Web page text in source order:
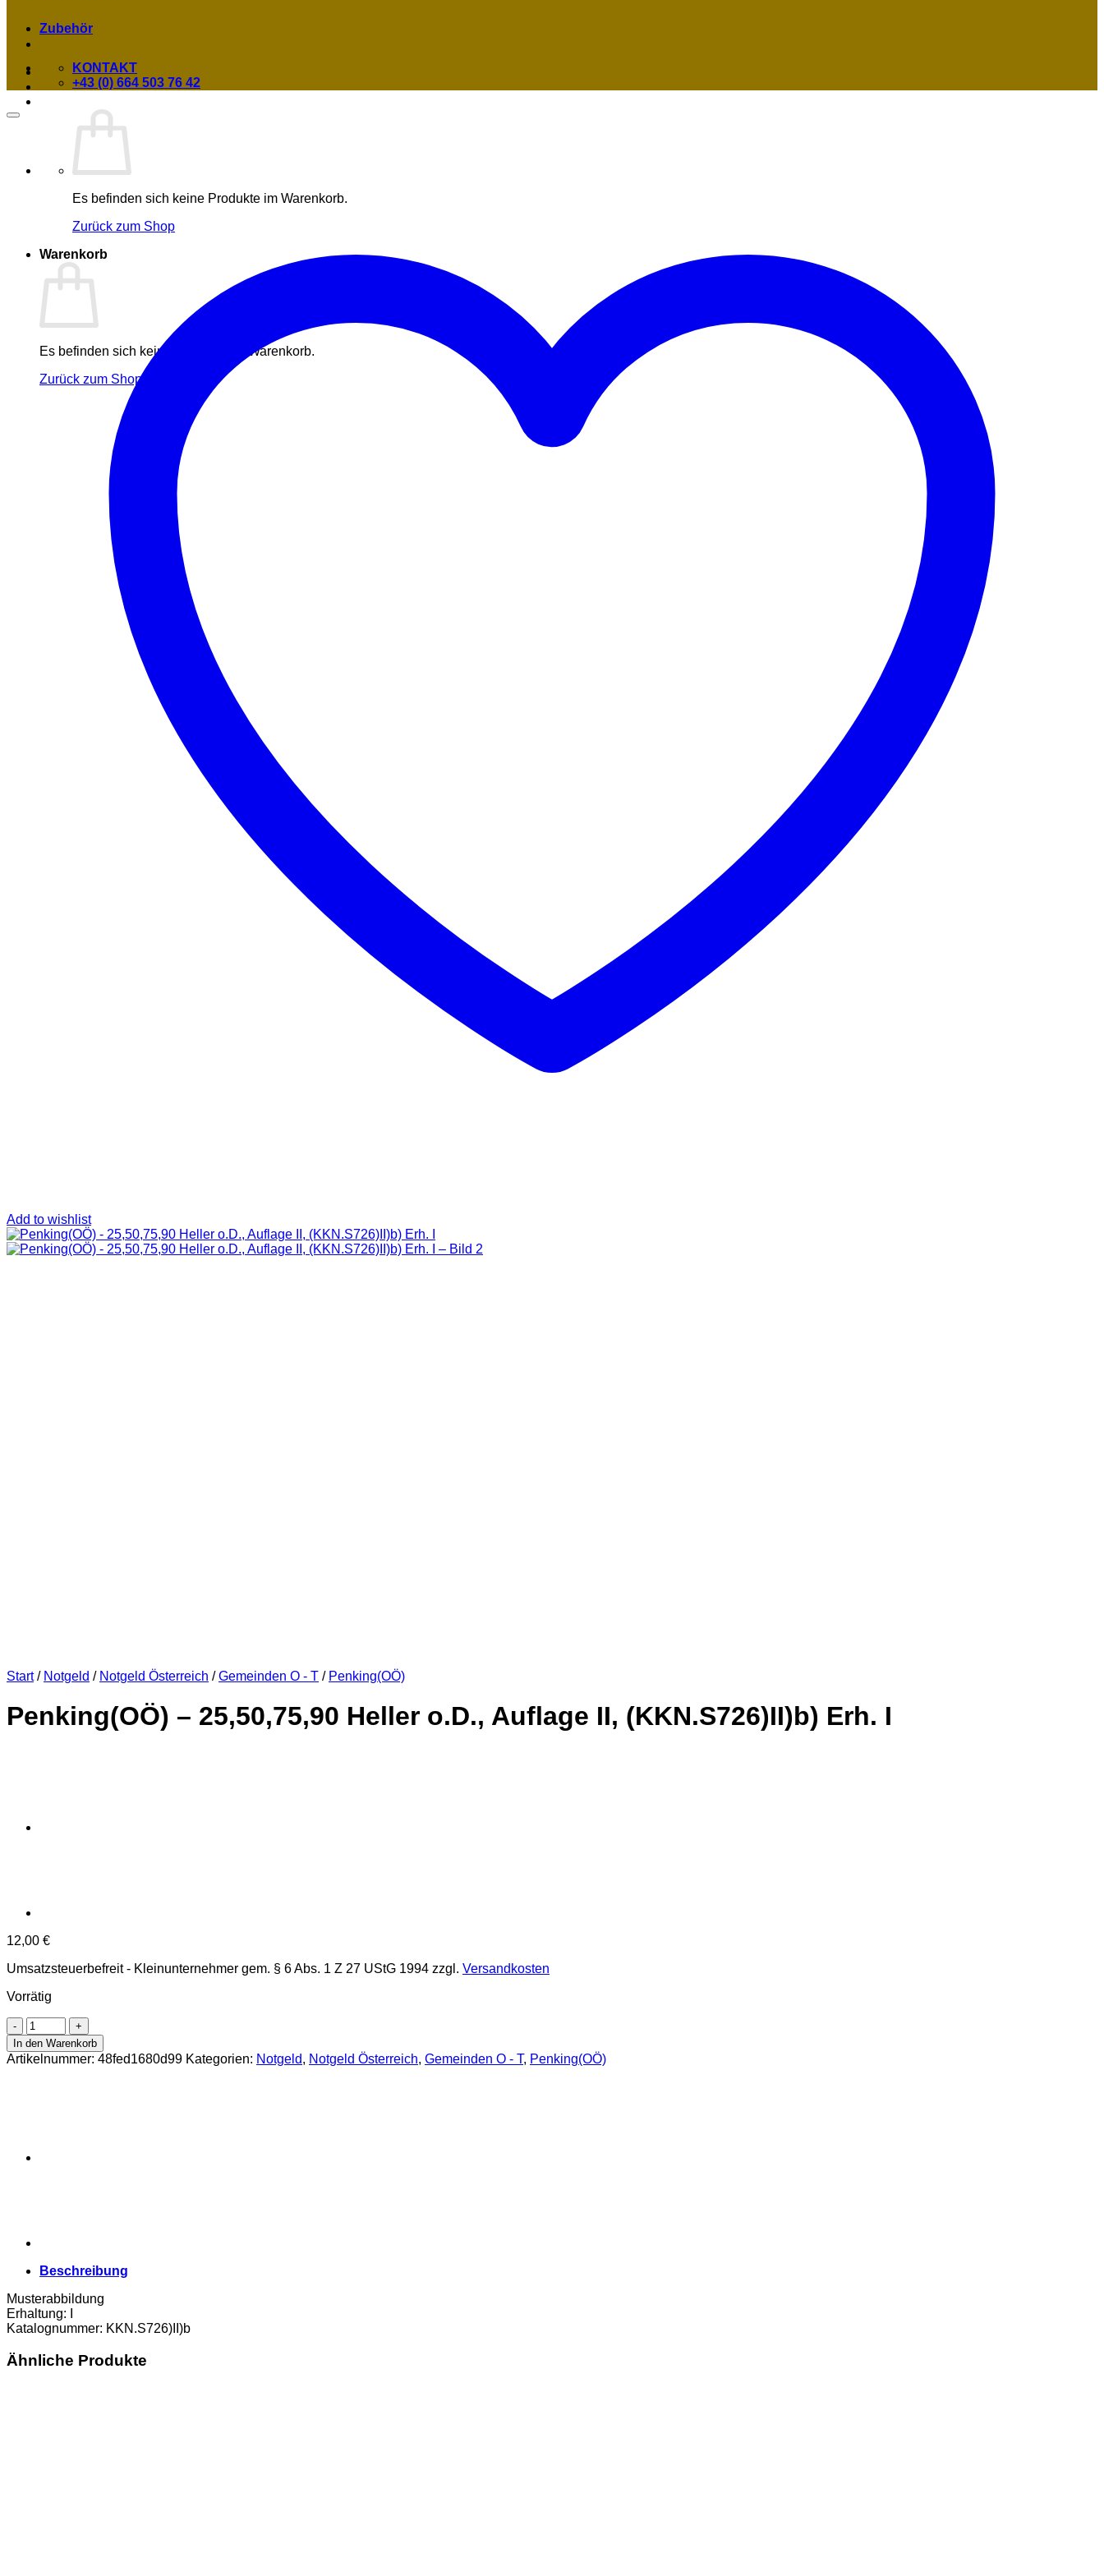
Es befinden sich keine Produkte im Warenkorb.
Zurück zum Shop
Warenkorb
Es befinden sich keine Produkte im Warenkorb.
Zurück zum Shop
Zubehör
KONTAKT
+43 (0) 664 503 76 42
Add to wishlist
Start / Notgeld / Notgeld Österreich / Gemeinden O - T / Penking(OÖ)
Penking(OÖ) – 25,50,75,90 Heller o.D., Auflage II, (KKN.S726)II)b) Erh. I
12,00 €
Umsatzsteuerbefreit - Kleinunternehmer gem. § 6 Abs. 1 Z 27 UStG 1994 zzgl. Versandkosten
Vorrätig
Penking(OÖ)
-
25,50,75,90
Heller
I
In den Warenkorb
Artikelnummer: 48fed1680d99 Kategorien: Notgeld, Notgeld Österreich, Gemeinden O - T, Penking(OÖ)
Beschreibung
Musterabbildung
Erhaltung: I
Katalognummer: KKN.S726)II)b
Ähnliche Produkte